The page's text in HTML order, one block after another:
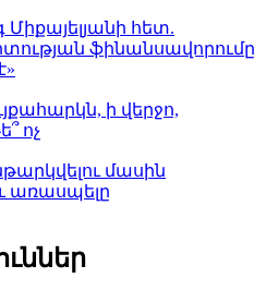
Միքայելյանի հետ.
ֆինանսավորումը
ի վերջո,
ոչ
մասին
առասպելը